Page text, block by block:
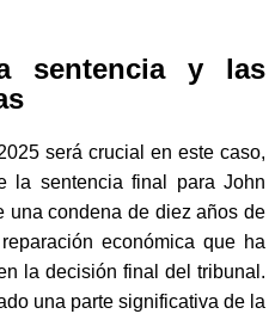
sentencia y las
será crucial en este caso,
la sentencia final para John
una condena de diez años de
económica que ha
la decisión final del tribunal.
una parte significativa de la